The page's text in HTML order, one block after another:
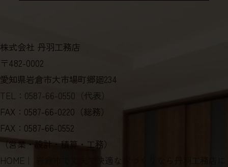
株式会社 丹羽工務店
〒482-0002
愛知県岩倉市大市場町郷廻234
TEL：0587-66-0550（代表）
FAX：0587-66-0220（総務）
FAX：0587-66-0552
（営業・設計・積算・工務）
HOME ｜ 岩倉市で丈夫で快適な家づくりなら丹羽工務店に